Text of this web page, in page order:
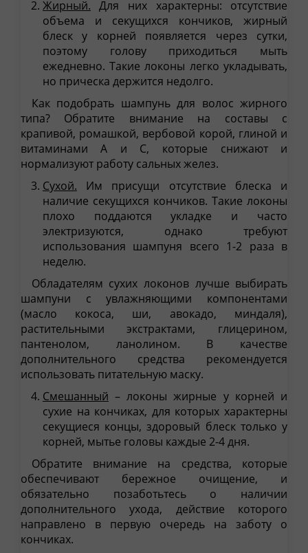
Жирный. Для них характерны: отсутствие
объема и секущихся кончиков, жирный
блеск у корней появляется через сутки,
поэтому голову приходиться мыть
ежедневно. Такие локоны легко укладывать,
но прическа держится недолго.
Как подобрать шампунь для волос жирного
типа? Обратите внимание на составы с
крапивой, ромашкой, вербовой корой, глиной и
витаминами А и С, которые снижают и
нормализуют работу сальных желез.
Сухой. Им присущи отсутствие блеска и
наличие секущихся кончиков. Такие локоны
плохо поддаются укладке и часто
электризуются, однако требуют
использования шампуня всего 1-2 раза в
неделю.
Обладателям сухих локонов лучше выбирать
шампуни с увлажняющими компонентами
(масло кокоса, ши, авокадо, миндаля),
растительными экстрактами, глицерином,
пантенолом, ланолином. В качестве
дополнительного средства рекомендуется
использовать питательную маску.
Смешанный – локоны жирные у корней и
сухие на кончиках, для которых характерны
секущиеся концы, здоровый блеск только у
корней, мытье головы каждые 2-4 дня.
Обратите внимание на средства, которые
обеспечивают бережное очищение, и
обязательно позаботьтесь о наличии
дополнительного ухода, действие которого
направлено в первую очередь на заботу о
кончиках.